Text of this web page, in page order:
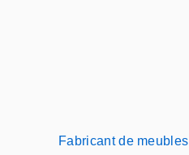
Fabricant de meubles